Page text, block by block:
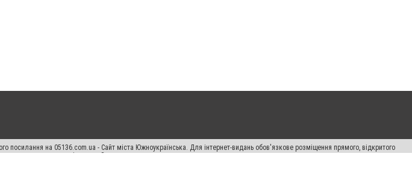
посилання на 05136.com.ua - Сайт міста Южноукраїнська. Для інтернет-видань обов'язкове розміщення прямого, відкритого
прав переслідується Законом.